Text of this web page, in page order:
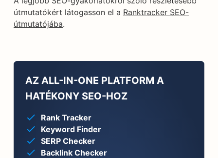
útmutatókért látogasson el a Ranktracker SEO-
útmutatójába.
AZ ALL-IN-ONE PLATFORM A
HATÉKONY SEO-HOZ
Rank Tracker
Keyword Finder
SERP Checker
Backlink Checker